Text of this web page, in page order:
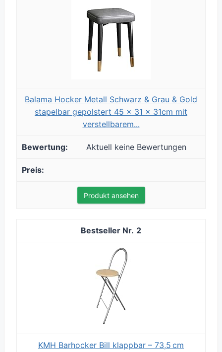
Balama Hocker Metall Schwarz & Grau & Gold
stapelbar gepolstert 45 x 31 x 31cm mit
verstellbarem...
Aktuell keine Bewertungen
Produkt ansehen
2
KMH Barhocker Bill klappbar – 73,5 cm